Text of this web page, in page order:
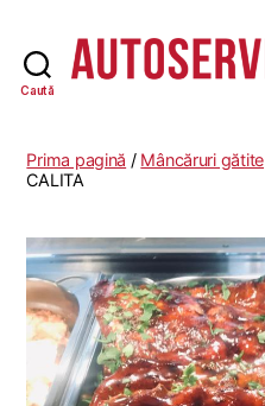
Caută
Prima pagină / Mâncăruri gătite
CALITA